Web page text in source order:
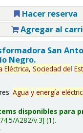
Hacer reserva
Agregar al
San
Negro.
Eléctrica, Sociedad del
Agua y energía
disponibles para
A282/v.3 (1).